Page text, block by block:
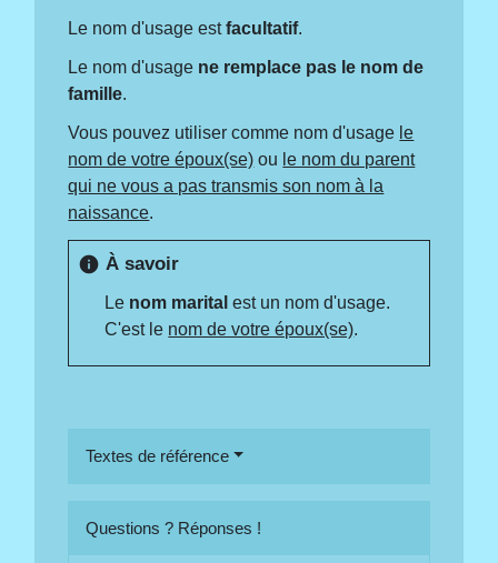
Le nom d'usage estfacultatif.
Le nom d'usage ne remplace pas le nom de
famille.
Vous pouvez utiliser comme nom d'usage le
nom de votre époux(se) ou le nom du parent
qui ne vous a pas transmis son nom à la
naissance.
info À savoir
Le nom marital est un nom d'usage.
C'est le nom de votre époux(se).
Textes de référence
Questions ? Réponses !